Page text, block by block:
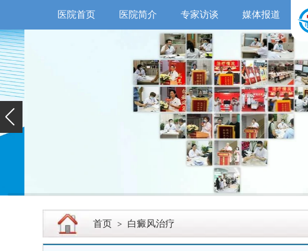
医院首页 医院简介 专家访谈 媒体报道
首页 > 白癜风治疗